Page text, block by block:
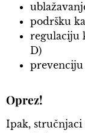
podršku
regulaciju
D)
Oprez!
Ipak, stručnjaci